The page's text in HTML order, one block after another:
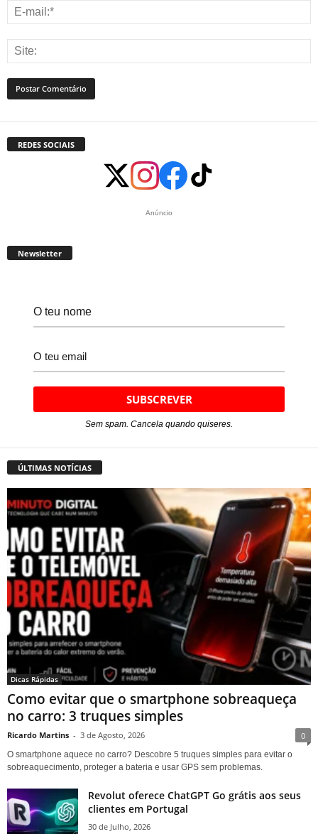
REDES SOCIAIS
Anúncio
Newsletter
Sem spam. Cancela quando quiseres.
ÚLTIMAS NOTÍCIAS
Dicas Rápidas
Como evitar que o smartphone sobreaqueça
no carro: 3 truques simples
Ricardo Martins - 3 de Agosto, 2026 0
O smartphone aquece no carro? Descobre 5 truques simples para evitar o
sobreaquecimento, proteger a bateria e usar GPS sem problemas.
Revolut oferece ChatGPT Go grátis aos seus
clientes em Portugal
30 de Julho, 2026